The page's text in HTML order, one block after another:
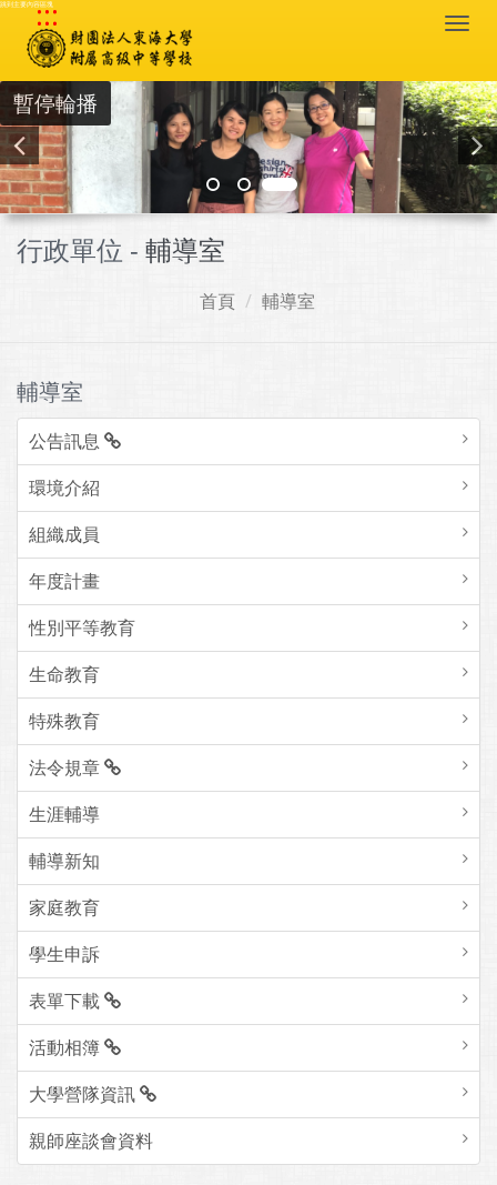
跳到主要內容區塊
:::
暫停輪播
行政單位 - 輔導室
首頁 輔導室
輔導室
公告訊息
環境介紹
組織成員
年度計畫
性別平等教育
生命教育
特殊教育
法令規章
生涯輔導
輔導新知
家庭教育
學生申訴
表單下載
活動相簿
大學營隊資訊
親師座談會資料